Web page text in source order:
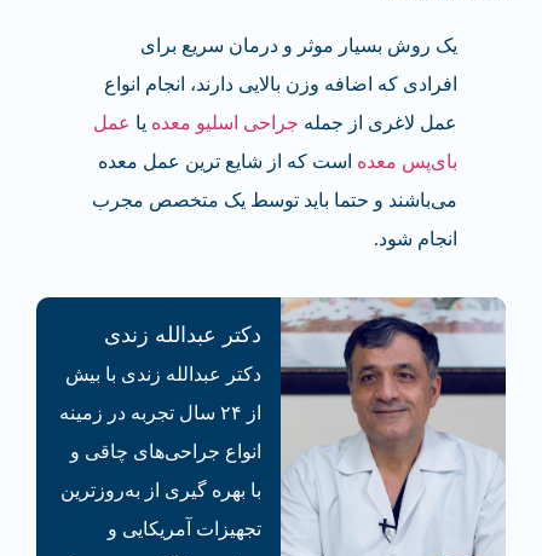
یک روش بسیار موثر و درمان سریع برای
افرادی که اضافه وزن بالایی دارند، انجام انواع
عمل لاغری از جمله جراحی اسلیو معده یا عمل
بای‌پس معده است که از شایع ترین عمل معده
می‌باشند و حتما باید توسط یک متخصص مجرب
انجام شود.
دکتر عبدالله زندی
دکتر عبدالله زندی با بیش
از ۲۴ سال تجربه در زمینه
انواع جراحی‌های چاقی و
با بهره گیری از به‌روزترین
تجهیزات آمریکایی و